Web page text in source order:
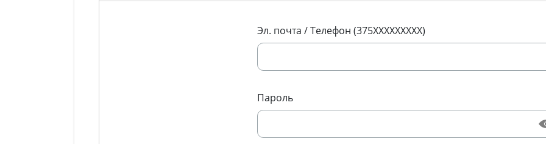
Эл. почта / Телефон (375XXXXXXXXX)
Пароль